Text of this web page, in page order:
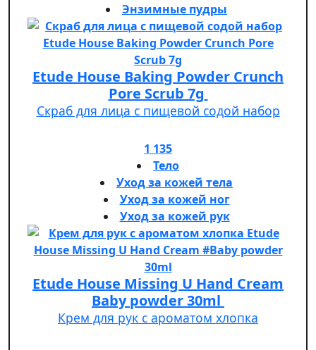
Энзимные пудры
Etude House Baking Powder Crunch
Pore Scrub 7g
Скраб для лица с пищевой содой набор
1 135
Тело
Уход за кожей тела
Уход за кожей ног
Уход за кожей рук
Etude House Missing U Hand Cream
Baby powder 30ml
Крем для рук с ароматом хлопка